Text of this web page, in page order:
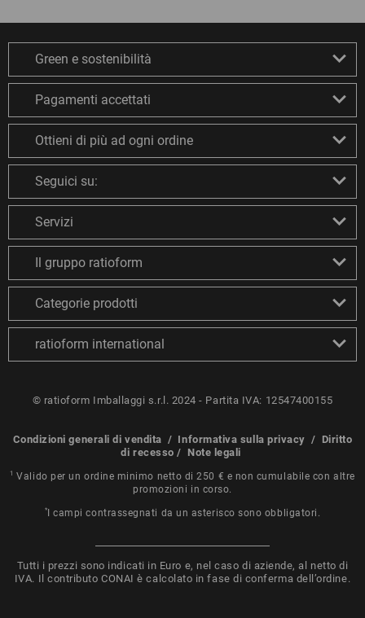
Green e sostenibilità
Pagamenti accettati
Ottieni di più ad ogni ordine
Seguici su:
Servizi
Il gruppo ratioform
Categorie prodotti
ratioform international
© ratioform Imballaggi s.r.l. 2024 - Partita IVA: 12547400155
Condizioni generali di vendita / Informativa sulla privacy / Diritto
di recesso / Note legali
1Valido per un ordine minimo netto di 250 € e non cumulabile con altre
promozioni in corso.
* I campi contrassegnati da un asterisco sono obbligatori.
Tutti i prezzi sono indicati in Euro e, nel caso di aziende, al netto di
IVA. Il contributo CONAI è calcolato in fase di conferma dell’ordine.